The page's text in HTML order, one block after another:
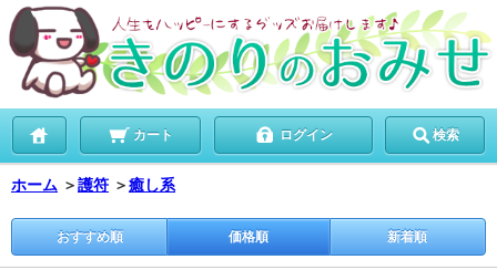
カート ログイン 検索
ホーム ＞護符 ＞癒し系
おすすめ順 価格順 新着順